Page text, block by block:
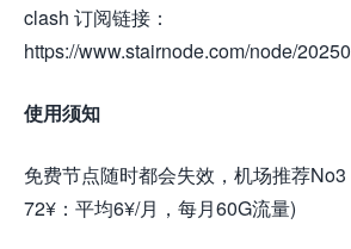
clash 订阅链接：
https://www.stairnode.com/node/
使用须知
免费节点随时都会失效，机场推荐No3
72¥：平均6¥/月，每月60G流量)